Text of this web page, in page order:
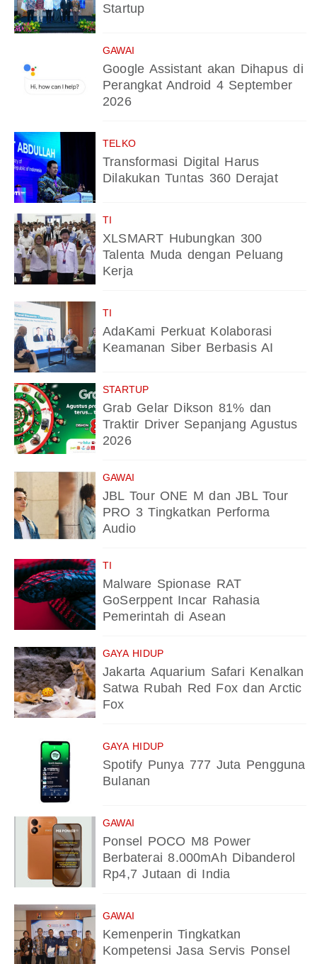
Startup
GAWAI
Google Assistant akan Dihapus di
Perangkat Android 4 September
2026
TELKO
Transformasi Digital Harus
Dilakukan Tuntas 360 Derajat
TI
XLSMART Hubungkan 300
Talenta Muda dengan Peluang
Kerja
TI
AdaKami Perkuat Kolaborasi
Keamanan Siber Berbasis AI
STARTUP
Grab Gelar Dikson 81% dan
Traktir Driver Sepanjang Agustus
2026
GAWAI
JBL Tour ONE M dan JBL Tour
PRO 3 Tingkatkan Performa
Audio
TI
Malware Spionase RAT
GoSerppent Incar Rahasia
Pemerintah di Asean
GAYA HIDUP
Jakarta Aquarium Safari Kenalkan
Satwa Rubah Red Fox dan Arctic
Fox
GAYA HIDUP
Spotify Punya 777 Juta Pengguna
Bulanan
GAWAI
Ponsel POCO M8 Power
Berbaterai 8.000mAh Dibanderol
Rp4,7 Jutaan di India
GAWAI
Kemenperin Tingkatkan
Kompetensi Jasa Servis Ponsel